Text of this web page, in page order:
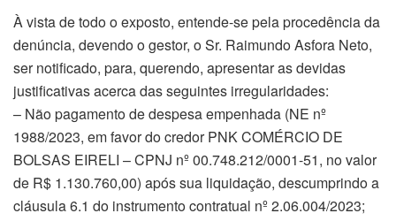
À vista de todo o exposto, entende-se pela procedência da
denúncia, devendo o gestor, o Sr. Raimundo Asfora Neto,
ser notificado, para, querendo, apresentar as devidas
justificativas acerca das seguintes irregularidades:
– Não pagamento de despesa empenhada (NE nº
1988/2023, em favor do credor PNK COMÉRCIO DE
BOLSAS EIRELI – CPNJ nº 00.748.212/0001-51, no valor
de R$ 1.130.760,00) após sua liquidação, descumprindo a
cláusula 6.1 do instrumento contratual nº 2.06.004/2023;